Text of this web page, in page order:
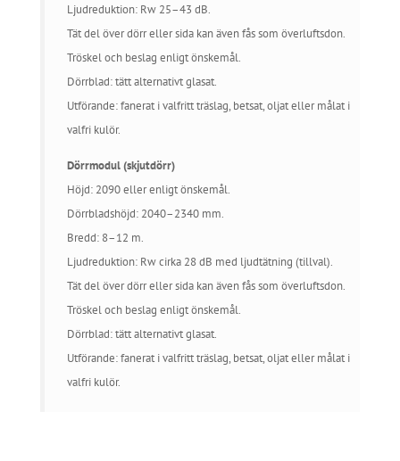
Ljudreduktion: Rw 25–43 dB.
Tät del över dörr eller sida kan även fås som överluftsdon.
Tröskel och beslag enligt önskemål.
Dörrblad: tätt alternativt glasat.
Utförande: fanerat i valfritt träslag, betsat, oljat eller målat i
valfri kulör.
Dörrmodul (skjutdörr)
Höjd: 2090 eller enligt önskemål.
Dörrbladshöjd: 2040–2340 mm.
Bredd: 8–12 m.
Ljudreduktion: Rw cirka 28 dB med ljudtätning (tillval).
Tät del över dörr eller sida kan även fås som överluftsdon.
Tröskel och beslag enligt önskemål.
Dörrblad: tätt alternativt glasat.
Utförande: fanerat i valfritt träslag, betsat, oljat eller målat i
valfri kulör.